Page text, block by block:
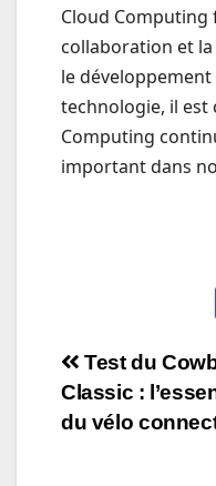
Cloud Computing
collaboration et
le
technologie, il est
Computing
important dans
de
Test du
Classic :
du vélo